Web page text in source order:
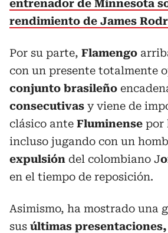
entrenador de Minnesota
rendimiento de James
Por su parte, Flamengo
con un presente totalmente
conjunto brasileño
consecutivas y viene de
clásico ante Fluminense por
incluso jugando con un
expulsión del colombiano J
en el tiempo de reposición.
Asimismo, ha mostrado una
sus últimas presentaciones,